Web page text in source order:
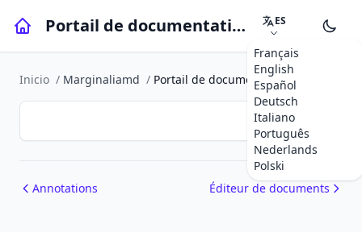
Portail de documentation ES
Français
English
Español
Deutsch
Italiano
Português
Nederlands
Polski
Inicio / Marginaliamd / Portail de documentation
Annotations Éditeur de documents